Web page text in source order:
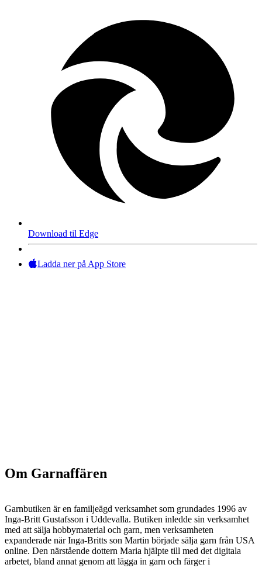
Download til Edge
Ladda ner på App Store
Om Garnaffären
Garnbutiken är en familjeägd verksamhet som grundades 1996 av
Inga-Britt Gustafsson i Uddevalla. Butiken inledde sin verksamhet
med att sälja hobbymaterial och garn, men verksamheten
expanderade när Inga-Britts son Martin började sälja garn från USA
online. Den närstående dottern Maria hjälpte till med det digitala
arbetet, bland annat genom att lägga in garn och färger i